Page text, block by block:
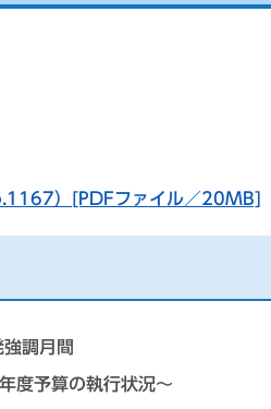
）[PDFファイル／20MB]
調月間
度予算の執行状況～